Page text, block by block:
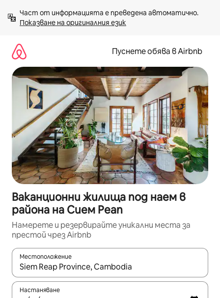
към
съдържанието
Показване на оригиналния език
Пуснете обява в Airbnb
Ваканционни жилища под наем в
района на Сием Реап
Намерете и резервирайте уникални места за
престой чрез Airbnb
Местоположение
Когато резултатите се покажат, използвайте
Настаняване